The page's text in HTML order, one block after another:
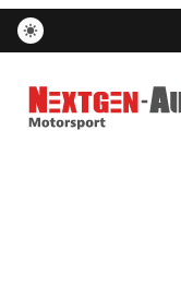
Nextgen-Auto.com